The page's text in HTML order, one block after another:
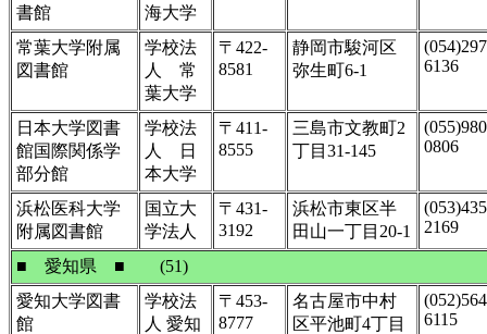
書館
海大学
常葉大学附属
図書館
学校法
人 常
葉大学
〒422-
8581
静岡市駿河区
弥生町6-1
6136
日本大学図書
館国際関係学
部分館
学校法
人 日
本大学
〒411-
8555
三島市文教町2
丁目31-145
0806
浜松医科大学
附属図書館
国立大
学法人
〒431-
3192
浜松市東区半
田山一丁目20-1
2169
■ 愛知県 ■ (51)
愛知大学図書
館
学校法
人 愛知
〒453-
8777
名古屋市中村
区平池町4丁目
6115